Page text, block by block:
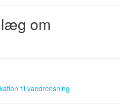
om
til vandrensning